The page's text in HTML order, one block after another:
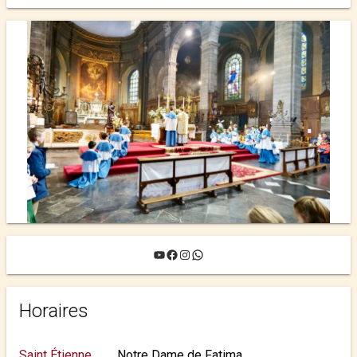
YouTube
Facebook
Instagram
WhatsApp
Horaires